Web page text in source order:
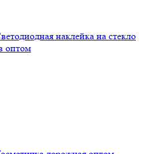
наклейка на стекло
оптом